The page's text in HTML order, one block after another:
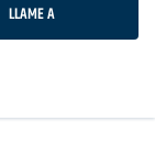
LLAME A